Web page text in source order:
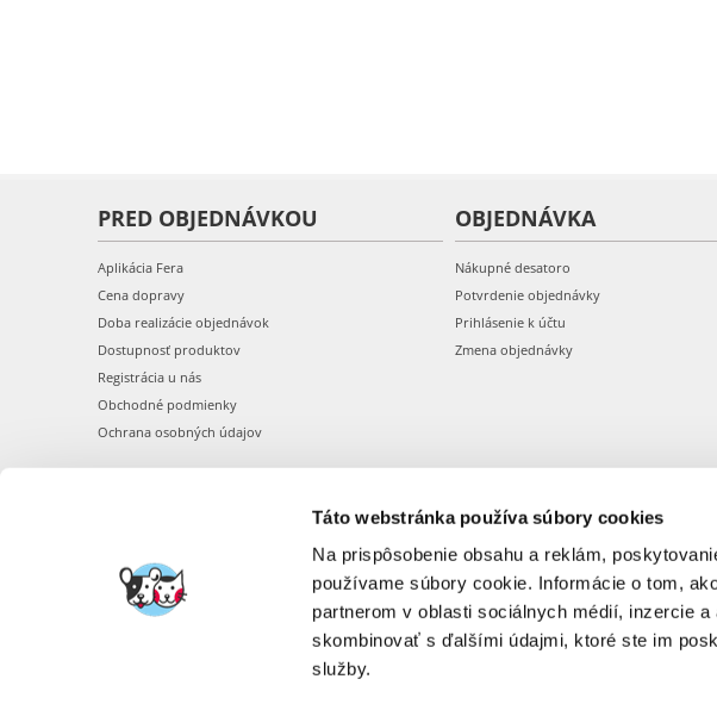
Táto webstránka používa súbory cookies
Na prispôsobenie obsahu a reklám,
používame súbory cookie. Informácie o tom,
partnerom v oblasti sociálnych médií, inzercie
skombinovať s ďalšími údajmi, ktoré ste im
služby.
PRED OBJEDNÁVKOU
Aplikácia Fera
Cena dopravy
Doba realizácie objednávok
Dostupnosť produktov
Registrácia u nás
Obchodné podmienky
Ochrana osobných údajov
OBJEDNÁVKA
Nákupné desatoro
Potvrdenie objednávky
Prihlásenie k účtu
Zmena objednávky